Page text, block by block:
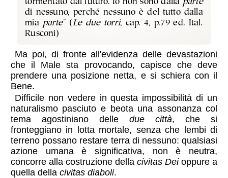
tormentato dal futuro. Io non sono dalla parte
di nessuno, perché nessuno è del tutto dalla
mia parte" (Le due torri, cap. 4, p.79 ed. Ital.
Rusconi)
Ma poi, di fronte all'evidenza delle devastazioni
che il Male sta provocando, capisce che deve
prendere una posizione netta, e si schiera con il
Bene.
Difficile non vedere in questa impossibilità di un
naturalismo pasciuto e beota una assonanza col
tema agostiniano delle due città, che si
fronteggiano in lotta mortale, senza che lembi di
terreno possano restare terra di nessuno: qualsiasi
azione umana è significativa, non è neutra,
concorre alla costruzione dellacivitas Deioppure a
quella della civitas diaboli.